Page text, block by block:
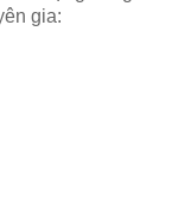
gia: